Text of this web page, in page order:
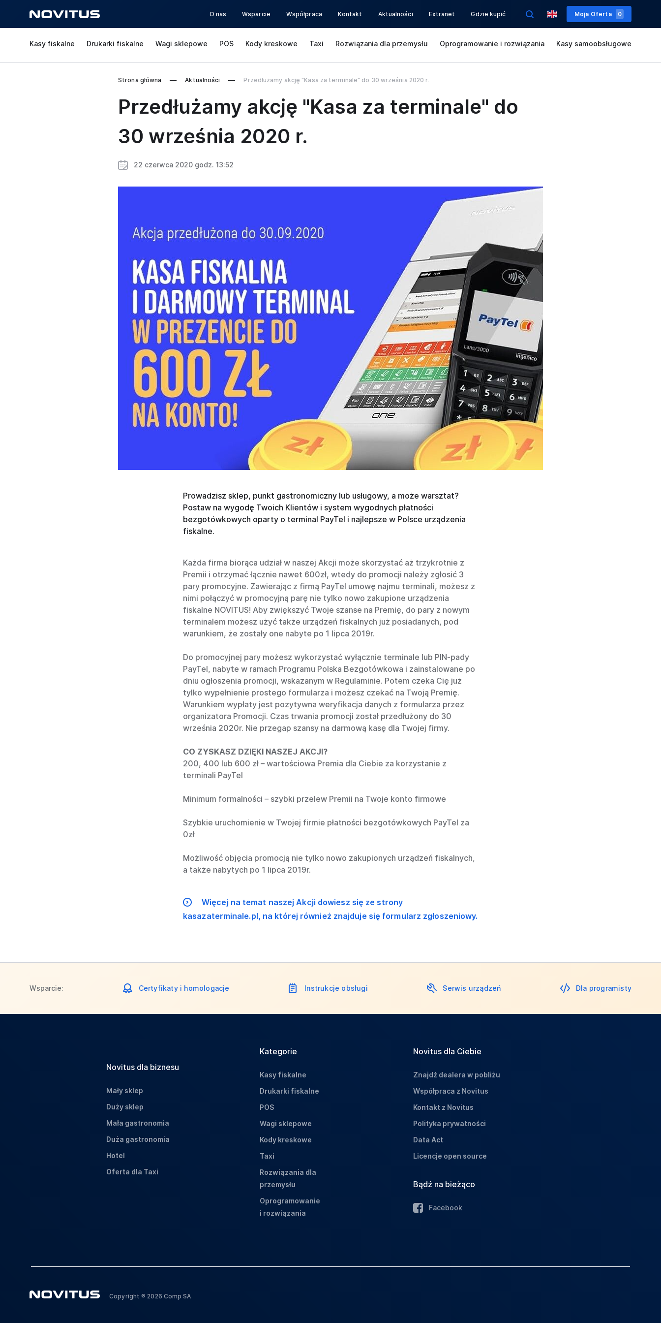
O nas Wsparcie Współpraca Kontakt Aktualności Extranet Gdzie kupić Moja Oferta 0
Kasy fiskalne Drukarki fiskalne Wagi sklepowe POS Kody kreskowe Taxi Rozwiązania dla przemysłu Oprogramowanie i rozwiązania Kasy samoobsługowe
Strona główna Aktualności Przedłużamy akcję "Kasa za terminale" do 30 września 2020 r.
Przedłużamy akcję "Kasa za terminale" do
30 września 2020 r.
22 czerwca 2020 godz. 13:52
Prowadzisz sklep, punkt gastronomiczny lub usługowy, a może warsztat?
Postaw na wygodę Twoich Klientów i system wygodnych płatności
bezgotówkowych oparty o terminal PayTel i najlepsze w Polsce urządzenia
fiskalne.
Każda firma biorąca udział w naszej Akcji może skorzystać aż trzykrotnie z
Premii i otrzymać łącznie nawet 600zł, wtedy do promocji należy zgłosić 3
pary promocyjne. Zawierając z firmą PayTel umowę najmu terminali, możesz z
nimi połączyć w promocyjną parę nie tylko nowo zakupione urządzenia
fiskalne NOVITUS! Aby zwiększyć Twoje szanse na Premię, do pary z nowym
terminalem możesz użyć także urządzeń fiskalnych już posiadanych, pod
warunkiem, że zostały one nabyte po 1 lipca 2019r.
Do promocyjnej pary możesz wykorzystać wyłącznie terminale lub PIN-pady
PayTel, nabyte w ramach Programu Polska Bezgotówkowa i zainstalowane po
dniu ogłoszenia promocji, wskazanym w Regulaminie. Potem czeka Cię już
tylko wypełnienie prostego formularza i możesz czekać na Twoją Premię.
Warunkiem wypłaty jest pozytywna weryfikacja danych z formularza przez
organizatora Promocji. Czas trwania promocji został przedłużony do 30
września 2020r. Nie przegap szansy na darmową kasę dla Twojej firmy.
CO ZYSKASZ DZIĘKI NASZEJ AKCJI?
200, 400 lub 600 zł – wartościowa Premia dla Ciebie za korzystanie z
terminali PayTel
Minimum formalności – szybki przelew Premii na Twoje konto firmowe
Szybkie uruchomienie w Twojej firmie płatności bezgotówkowych PayTel za
0zł
Możliwość objęcia promocją nie tylko nowo zakupionych urządzeń fiskalnych,
a także nabytych po 1 lipca 2019r.
Więcej na temat naszej Akcji dowiesz się ze strony
kasazaterminale.pl, na której również znajduje się formularz zgłoszeniowy.
Wsparcie: Certyfikaty i homologacje Instrukcje obsługi Serwis urządzeń Dla programisty
Novitus dla biznesu
Mały sklep
Duży sklep
Mała gastronomia
Duża gastronomia
Hotel
Oferta dla Taxi
Kategorie
Kasy fiskalne
Drukarki fiskalne
POS
Wagi sklepowe
Kody kreskowe
Taxi
Rozwiązania dla
przemysłu
Oprogramowanie
i rozwiązania
Novitus dla Ciebie
Znajdź dealera w pobliżu
Współpraca z Novitus
Kontakt z Novitus
Polityka prywatności
Data Act
Licencje open source
Bądź na bieżąco
Facebook
Copyright ® 2026 Comp SA